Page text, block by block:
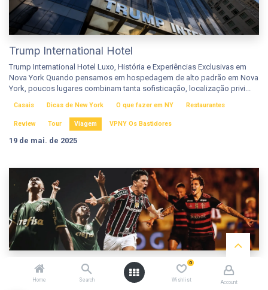
Home Search
0
Wishlist Account
Trump International Hotel
Trump International Hotel Luxo, História e Experiências Exclusivas em
Nova York Quando pensamos em hospedagem de alto padrão em Nova
York, poucos lugares combinam tanta sofisticação, localização privi...
Casais Dicas de New York O que fazer em NY Restaurantes
Review Tour Viagem VPNY Os Bastidores
19 de mai. de 2025
Mundial de Clubes 2025 nos EUA: Guia para
Torcedores com Dicas, Ingressos e Transfers